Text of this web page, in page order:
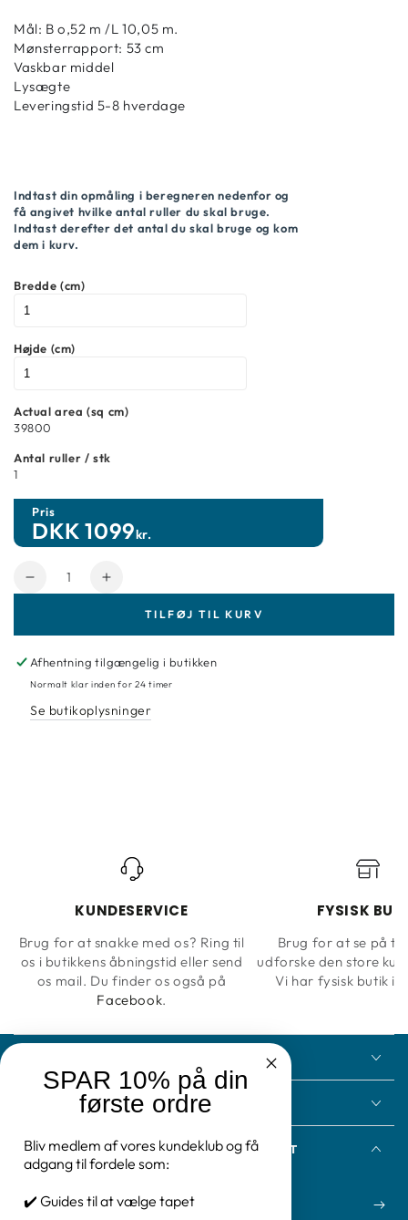
Mål: B o,52 m /L 10,05 m.
Mønsterrapport: 53 cm
Vaskbar middel
Lysægte
Leveringstid 5-8 hverdage
Indtast din opmåling i beregneren nedenfor og
få angivet hvilke antal ruller du skal bruge.
Indtast derefter det antal du skal bruge og kom
dem i kurv.
Bredde (cm)
Højde (cm)
Actual area (sq cm)
39800
Antal ruller / stk
1
Pris
DKK1099kr.
Antal
Reducer
Tapet
La
10263
Forøg
Tapet
La
10263
TILFØJ TIL KURV
Afhentning tilgængelig i butikken
Normalt klar inden for 24 timer
Se butikoplysninger
KUNDESERVICE
Brug for at snakke med os? Ring til
os i butikkens åbningstid eller send
os mail. Du finder os også på
Facebook.
FYSISK
Brug for at se på
udforske den store
Vi har fysisk butik i
INFORMATION
FÅ NYHEDSBREV FRA TAPETOGKUNST
Indtast
SPAR 10% på din
første ordre
Bliv medlem af vores kundeklub og få
adgang til fordele som:
✔️ Guides til at vælge tapet